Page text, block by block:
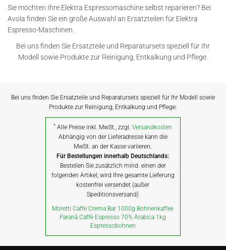
Sie möchten Ihre Elektra Espressomaschine selbst reparieren? Bei
Avola finden Sie ein große Auswahl an Ersatzteilen für Elektra
Espresso-Maschinen.
Bei uns finden Sie Ersatzteile und Reparatursets speziell für Ihr
Modell sowie Produkte zur Reinigung, Entkalkung und Pflege.
Bei uns finden Sie Ersatzteile und Reparatursets speziell für Ihr Modell sowie
Produkte zur Reinigung, Entkalkung und Pflege.
* Alle Preise inkl. MwSt., zzgl.Versandkosten
Abhängig von der Lieferadresse kann die
MwSt. an der Kasse variieren.
Für Bestellungen innerhalb Deutschlands:
Bestellen Sie zusätzlich mind. einen der
folgenden Artikel, wird Ihre gesamte Lieferung
kostenfrei versendet (außer
Speditionsversand)
Moretti Caffe Crema Bar 1000g Bohnenkaffee
Paranà Caffè Espresso 70% Arabica 1kg
Espressobohnen